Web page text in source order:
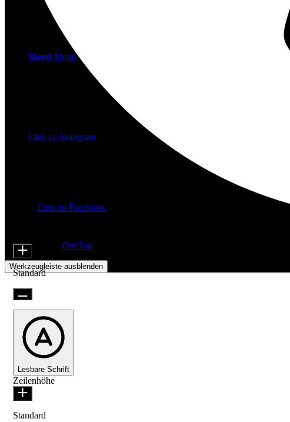
Menü Menü
Link zu Instagram
Link zu Facebook
Präsentiert von OneTap
Werkzeugleiste ausblenden
Standard
Lesbare Schrift
Zeilenhöhe
Standard